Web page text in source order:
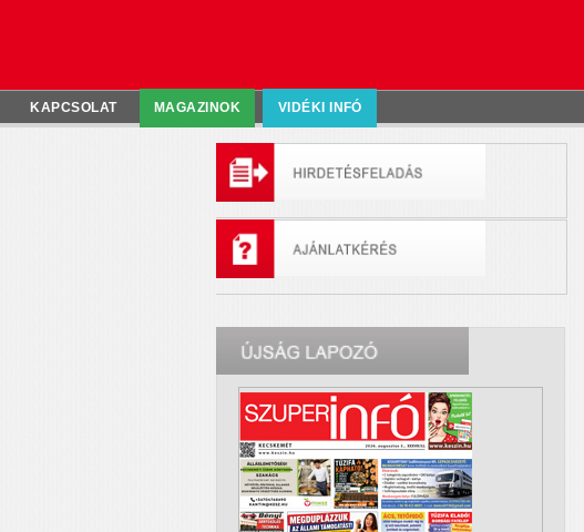
KAPCSOLAT MAGAZINOK VIDÉKI INFÓ